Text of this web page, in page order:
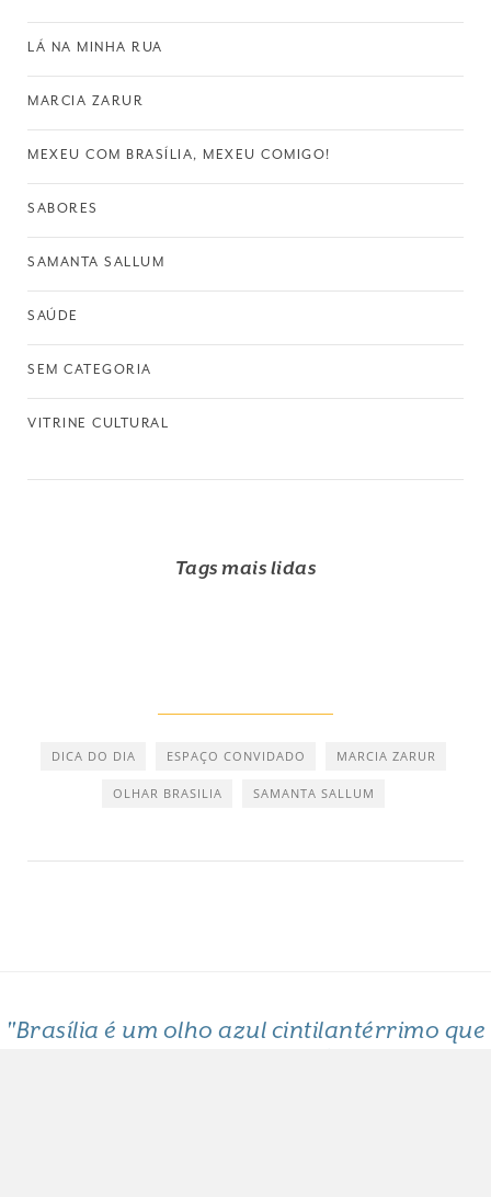
LÁ NA MINHA RUA
MARCIA ZARUR
MEXEU COM BRASÍLIA, MEXEU COMIGO!
SABORES
SAMANTA SALLUM
SAÚDE
SEM CATEGORIA
VITRINE CULTURAL
Tags mais lidas
DICA DO DIA ESPAÇO CONVIDADO MARCIA ZARUR
OLHAR BRASILIA SAMANTA SALLUM
"Brasília é um olho azul cintilantérrimo que